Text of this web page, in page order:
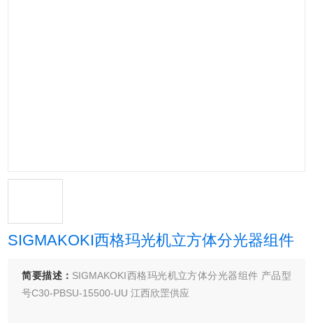
SIGMAKOKI西格玛光机立方体分光器组件
简要描述： SIGMAKOKI西格玛光机立方体分光器组件 产品型
号C30-PBSU-15500-UU 江西欣罡供应